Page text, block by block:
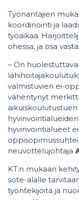
Työnantajien
koordinointi ja
työaikaa.
ohessa, ja osa
– On
valmistuvien ei-
vähentynyt
hyvinvointialueet
neuvottelujohtaja
KT:n mukaan
sote-alalle
työntekijöitä ja